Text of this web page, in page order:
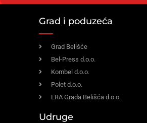
Grad i poduzeća
Grad Belišće
Bel-Press d.o.o.
Kombel d.o.o.
Polet d.o.o.
LRA Grada Belišća d.o.o.
Udruge